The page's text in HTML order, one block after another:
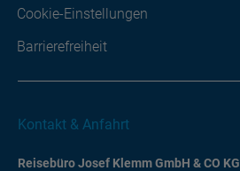
Cookie-Einstellungen
Barrierefreiheit
Kontakt & Anfahrt
Reisebüro Josef Klemm GmbH & CO KG